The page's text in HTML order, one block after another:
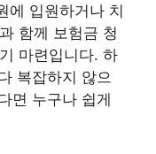
에 입원하거나 치
함께 보험금 청
마련입니다. 하
복잡하지 않으
면 누구나 쉽게